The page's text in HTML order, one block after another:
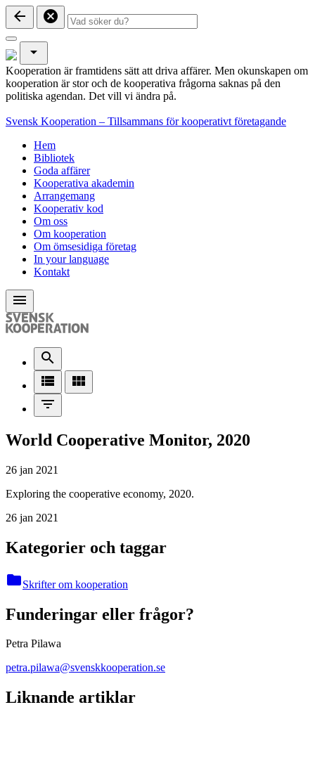
arrow_back cancel
arrow_drop_down
Kooperation är framtidens sätt att driva affärer. Men okunskapen om
kooperation är stor och de kooperativa frågorna saknas på den
politiska agendan. Det vill vi ändra på.
Svensk Kooperation – Tillsammans för kooperativt företagande
Hem
Bibliotek
Goda affärer
Kooperativa akademin
Arrangemang
Kooperativ kod
Om oss
Om kooperation
Om ömsesidiga företag
In your language
Kontakt
menu
search
view_list
view_module
filter_list
World Cooperative Monitor, 2020
26 jan 2021
Exploring the cooperative economy, 2020.
26 jan 2021
Kategorier och taggar
folderSkrifter om kooperation
Funderingar eller frågor?
Petra Pilawa
petra.pilawa@svenskkooperation.se
Liknande artiklar